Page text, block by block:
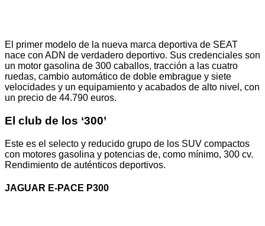
El primer modelo de la nueva marca deportiva de SEAT
nace con ADN de verdadero deportivo. Sus credenciales son
un motor gasolina de 300 caballos, tracción a las cuatro
ruedas, cambio automático de doble embrague y siete
velocidades y un equipamiento y acabados de alto nivel, con
un precio de 44.790 euros.
El club de los ‘300’
Este es el selecto y reducido grupo de los SUV compactos
con motores gasolina y potencias de, como mínimo, 300 cv.
Rendimiento de auténticos deportivos.
JAGUAR E-PACE P300